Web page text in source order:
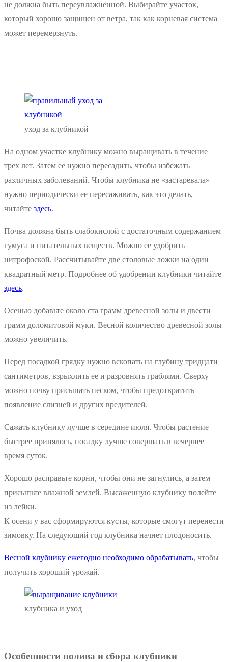
не должна быть переувлажненной. Выбирайте участок,
который хорошо защищен от ветра, так как корневая система
может перемерзнуть.
уход за клубникой
На одном участке клубнику можно выращивать в течение
трех лет. Затем ее нужно пересадить, чтобы избежать
различных заболеваний. Чтобы клубника не «застаревала»
нужно периодически ее пересаживать, как это делать,
читайте здесь.
Почва должна быть слабокислой с достаточным содержанием
гумуса и питательных веществ. Можно ее удобрить
нитрофоской. Рассчитывайте две столовые ложки на один
квадратный метр. Подробнее об удобрении клубники читайте
здесь.
Осенью добавьте около ста грамм древесной золы и двести
грамм доломитовой муки. Весной количество древесной золы
можно увеличить.
Перед посадкой грядку нужно вскопать на глубину тридцати
сантиметров, взрыхлить ее и разровнять граблями. Сверху
можно почву присыпать песком, чтобы предотвратить
появление слизней и других вредителей.
Сажать клубнику лучше в середине июля. Чтобы растение
быстрее принялось, посадку лучше совершать в вечернее
время суток.
Хорошо расправьте корни, чтобы они не загнулись, а затем
присыпьте влажной землей. Высаженную клубнику полейте
из лейки.
К осени у вас сформируются кусты, которые смогут перенести
зимовку. На следующий год клубника начнет плодоносить.
Весной клубнику ежегодно необходимо обрабатывать, чтобы
получить хороший урожай.
клубника и уход
Особенности полива и сбора клубники